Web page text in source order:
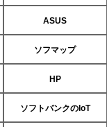
ASUS
ソフマップ
HP
ソフトバンクのIoT